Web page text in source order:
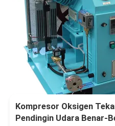
Kompresor Oksigen
Pendingin Udara Benar-